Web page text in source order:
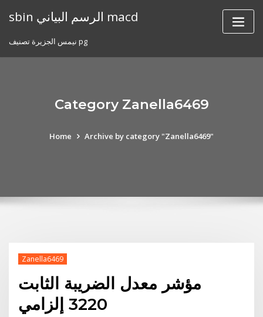
sbin الرسم البياني macd
نيمس الجزيرة تصنيف pg
Category Zanella6469
Home Archive by category "Zanella6469"
Zanella6469
مؤشر معدل الضريبة الثابت
3220 إلزامي